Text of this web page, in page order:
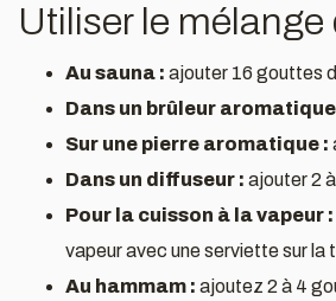
Utiliser le mélange
Au sauna : ajouter 16 gouttes
Dans un brûleur aromatique
Sur une pierre aromatique :
Dans un diffuseur : ajouter 2
Pour la cuisson à la vapeur :
vapeur avec une serviette sur la
Au hammam : ajoutez 2 à 4